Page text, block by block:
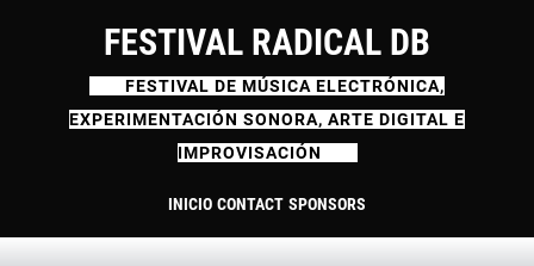
contenido
FESTIVAL RADICAL DB
FESTIVAL DE MÚSICA ELECTRÓNICA,
EXPERIMENTACIÓN SONORA, ARTE DIGITAL E
IMPROVISACIÓN
INICIO CONTACT SPONSORS